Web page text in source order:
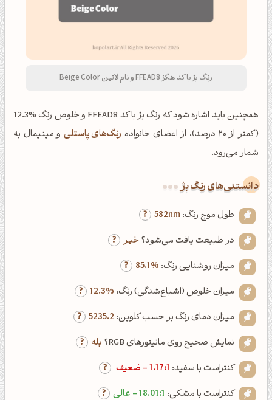
رنگ بژ با کد هگز FFEAD8 و نام لاتین Beige Color
همچنین باید اشاره شود که رنگ بژ با کد FFEAD8 و خلوص رنگ %12.3
(کمتر از ۲۰ درصد)، از اعضای خانواده
رنگ‌های پاستلیو مینیمال به
شمار می‌رود.
دانستنی‌های رنگ بژ
طول موج رنگ:582nm
در طبیعت یافت می‌شود؟ خیر
میزان روشنایی رنگ: 85.1%
میزان خلوص (اشباع‌شدگی) رنگ: 12.3%
میزان دمای رنگ بر حسب کلوین: 5235.2
نمایش صحیح روی مانیتورهای RGB؟
بله
کنتراست با سفید: 1.17:1 - ضعیف
کنتراست با مشکی: 18.01:1 - عالی